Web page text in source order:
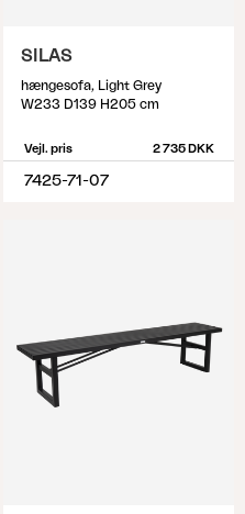
SILAS
hængesofa, Light Grey
W233 D139 H205 cm
Vejl. pris 2 735 DKK
7425-71-07